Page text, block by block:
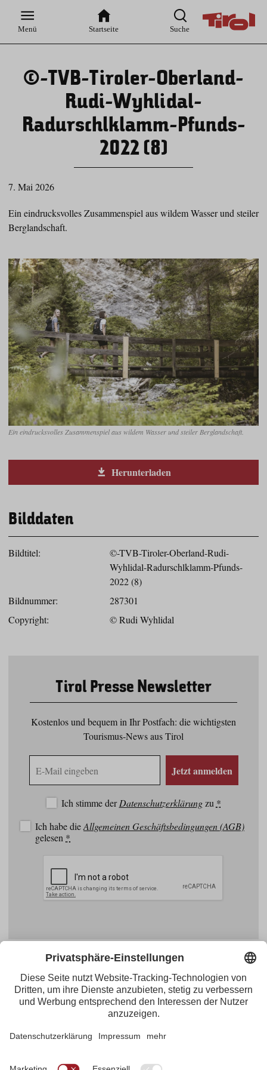
Hauptnavigation
Inhaltsbereich
Menü Startseite Suche
©-TVB-Tiroler-Oberland-
Rudi-Wyhlidal-
Radurschlklamm-Pfunds-
2022 (8)
7. Mai 2026
Ein eindrucksvolles Zusammenspiel aus wildem Wasser und steiler
Berglandschaft.
Ein eindrucksvolles Zusammenspiel aus wildem Wasser und steiler Berglandschaft.
Herunterladen
Bilddaten
Bildtitel:
©-TVB-Tiroler-Oberland-Rudi-
Wyhlidal-Radurschlklamm-Pfunds-
2022 (8)
Bildnummer:
287301
Copyright:
© Rudi Wyhlidal
Tirol Presse Newsletter
Kostenlos und bequem in Ihr Postfach: die wichtigsten
Tourismus-News aus Tirol
Mail
Jetzt anmelden
Ich stimme derDatenschutzerklärungzu *
Ich habe dieAllgemeinen Geschäftsbedingungen (AGB)
gelesen *
Tirol Werbung
Maria-Theresien-Straße 55 · 6020 Innsbruck
+43.512.5320-656· presse@tirol.at
Instagram